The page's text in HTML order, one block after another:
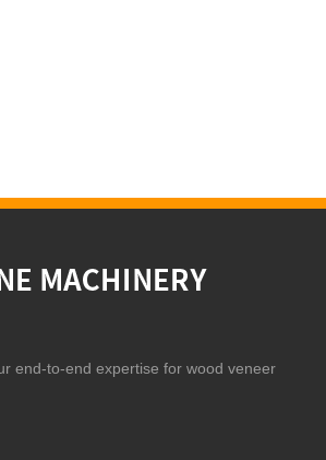
end-to-end expertise for wood veneer